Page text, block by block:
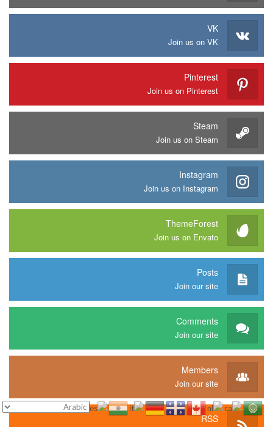
VK
Join us on VK
Pinterest
Join us on Pinterest
Steam
Join us on Steam
Instagram
Join us on Instagram
ThemeForest
Join us on Envato
Posts
Join our site
Comments
Join our site
Members
Join our site
RSS